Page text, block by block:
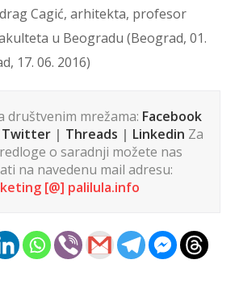
Cagić, arhitekta, profesor
u Beogradu (Beograd, 01.
17. 06. 2016)
društvenim mrežama: Facebook
Twitter | Threads | Linkedin Za
o saradnji možete nas
na navedenu mail adresu:
[@] palilula.info